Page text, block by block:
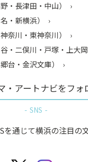
・長津田・中山）
・新横浜）
奈川・東神奈川）
・二俣川・戸塚・上大岡
台・金沢文庫）
・アートナビをフォ
SNS
を通じて横浜の注目の